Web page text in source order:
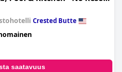
CB Base Area with King
Hot Tub & Pool)
Crested Butte
saatavuus